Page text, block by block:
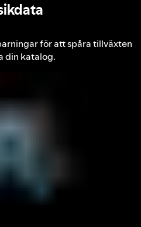
för att spåra tillväxten
din katalog.